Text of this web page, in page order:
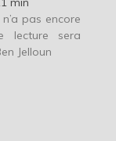
pas encore
lecture sera
Jelloun